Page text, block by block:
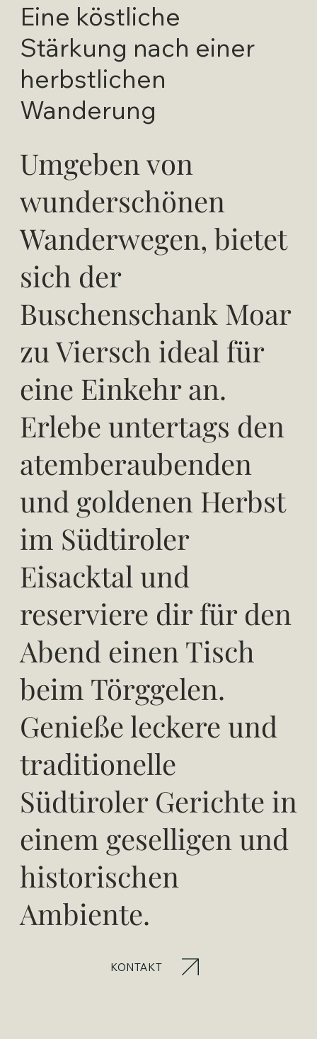
KONTAKT
Umgeben von
wunderschönen
Wanderwegen, bietet
sich der
Buschenschank Moar
zu Viersch ideal für
eine Einkehr an.
Erlebe untertags den
atemberaubenden
und goldenen Herbst
im Südtiroler
Eisacktal und
reserviere dir für den
Abend einen Tisch
beim Törggelen.
Genieße leckere und
traditionelle
Südtiroler Gerichte in
einem geselligen und
historischen
Ambiente.
Eine köstliche
Stärkung nach einer
herbstlichen
Wanderung